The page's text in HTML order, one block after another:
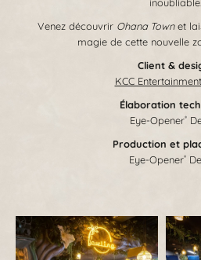
inoubliable.
Venez découvrir Ohana Townet
magie de cette nouvelle
Client &
KCC
Élaboration
Eye-Opener®
Production et
Eye-Opener®